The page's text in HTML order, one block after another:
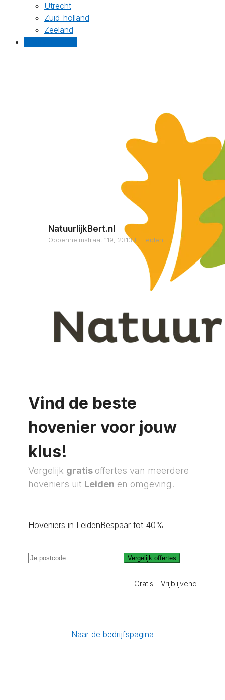
Utrecht
Zuid-holland
Zeeland
NatuurlijkBert.nl
Oppenheimstraat 119, 2313JE Leiden
Vind de beste
hovenier voor jouw
klus!
Vergelijk gratis offertes van meerdere
hoveniers uit Leiden en omgeving.
Hoveniers in LeidenBespaar tot 40%
Vergelijk offertes
Gratis – Vrijblijvend
Naar de bedrijfspagina